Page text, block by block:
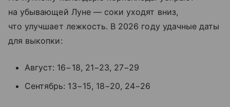
на убывающей Луне — соки уходят вниз,
что улучшает лежкость. В 2026 году удачные даты
для выкопки:
Август: 16−18, 21−23, 27−29
Сентябрь: 13−15, 18−20, 24−26